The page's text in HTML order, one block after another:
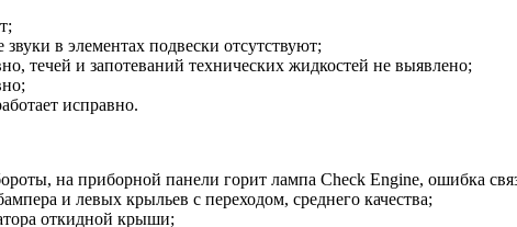
в элементах подвески отсутствуют;
течей и запотеваний технических жидкостей не выявлено;
исправно.
на приборной панели горит лампа Check Engine, ошибка
и левых крыльев с переходом, среднего качества;
откидной крыши;